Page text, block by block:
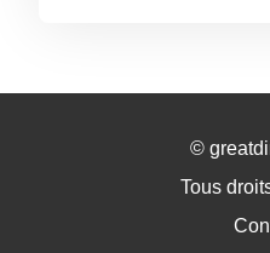
©
Tous